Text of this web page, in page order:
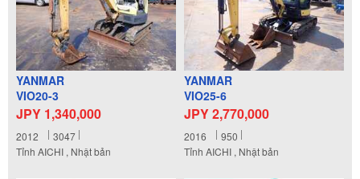
YANMAR
VIO20-3
JPY 1,340,000
2012
3047
Tỉnh AICHI , Nhật bản
YANMAR
VIO25-6
JPY 2,770,000
2016
950
Tỉnh AICHI , Nhật bản